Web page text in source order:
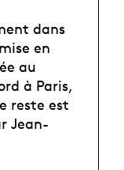
dans
en
au
à Paris,
reste est
Jean-